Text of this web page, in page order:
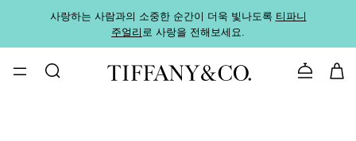
사랑하는 사람과의 소중한 순간이 더욱 빛나도록 티파니
주얼리로 사랑을 전해보세요.
문의하기